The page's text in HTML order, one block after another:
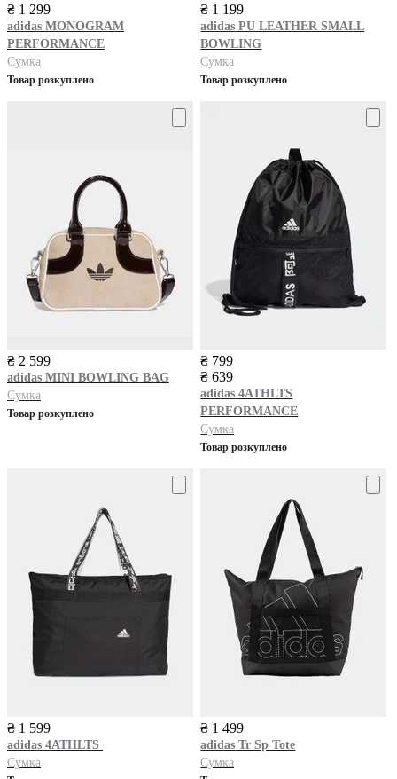
₴ 1 299
adidas MONOGRAM
PERFORMANCE
Сумка
Товар розкуплено
₴ 1 199
adidas PU LEATHER SMALL
BOWLING
Сумка
Товар розкуплено
₴ 2 599
adidas MINI BOWLING BAG
Сумка
Товар розкуплено
₴ 799
₴ 639
adidas 4ATHLTS
PERFORMANCE
Сумка
Товар розкуплено
₴ 1 599
adidas 4ATHLTS
Сумка
₴ 1 499
adidas Tr Sp Tote
Сумка